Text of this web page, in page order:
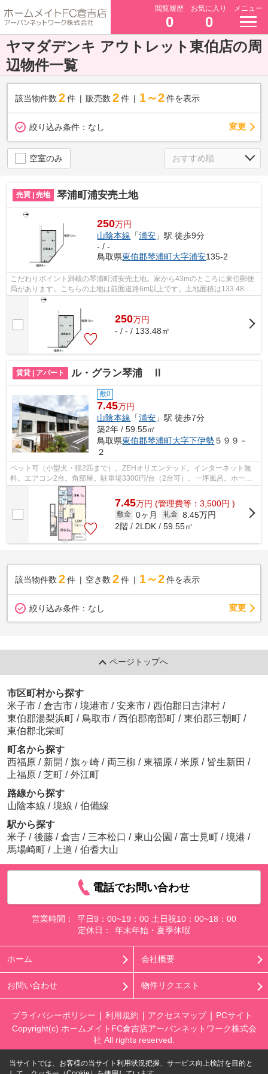
閲覧履歴
0
お気に入り
0
メニュー
ヤマダデンキ アウトレット東伯店の周
辺物件一覧
該当物件数 2件 販売数 2 件 1～2 件を表示
絞り込み条件： なし 変更
空室のみ
売買 | 売地 琴浦町浦安売土地
250万円
山陰本線 「浦安 」駅 徒歩9分
- / -
鳥取県東伯郡琴浦町大字浦安135-2
こだわりポイント満載の琴浦町浦安売土地。家から43mのところに東伯郵便
局があります。こちらの土地は前面道路6m以上です。土地面積は133.48㎡
(公簿)でイチオシ。豊富な情報量を誇る当...
250万円
- / - / 133.48㎡
賃貸 | アパート ル・グラン琴浦 Ⅱ
敷0
7.45万円
山陰本線 「浦安 」駅 徒歩7分
築2年 / 59.55㎡
鳥取県東伯郡琴浦町大字下伊勢５９９－
２
ペット可（小型犬・猫2匹まで）。ZEHオリエンテッド。インターネット無
料。エアコン2台。角部屋。駐車場3300円/台（2台可）。一坪風呂。ホーム
セキュリティ。防犯カメラ。宅配ボックス...
7.45万円 (管理費等：3,500円 )
敷金 0ヶ月 礼金 8.45万円
2階 / 2LDK / 59.55㎡
該当物件数 2件 空き数 2 件 1～2 件を表示
絞り込み条件： なし 変更
ページトップへ
市区町村から探す
米子市 / 倉吉市 / 境港市 / 安来市 / 西伯郡日吉津村 /
東伯郡湯梨浜町
/ 鳥取市 / 西伯郡南部町 / 東伯郡三朝町
/
東伯郡北栄町
町名から探す
西福原 / 新開 / 旗ヶ崎 / 両三柳 / 東福原 / 米原 / 皆生新田 /
上福原 / 芝町 / 外江町
路線から探す
山陰本線 / 境線 / 伯備線
駅から探す
米子 / 後藤 / 倉吉 / 三本松口 / 東山公園 / 富士見町 / 境港 /
馬場崎町
/ 上道 / 伯耆大山
電話でお問い合わせ
営業時間：
平日9：00~19：00 土日祝10：00~18：00
定休日：
年末年始・夏季休暇
ホーム 会社概要
お問い合わせ 物件リクエスト
プライバシーポリシー 利用規約 アクセスマップ
PCサイト
Copyright(c) ホームメイトFC倉吉店アーバンネットワーク株式会
社 All rights reserved.
当サイトでは、お客様の当サイト利用状況把握、サービス向上検討を目的と